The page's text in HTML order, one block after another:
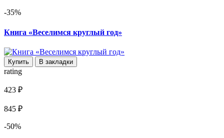
-35%
Книга «Веселимся круглый год»
Купить В закладки
rating
423 ₽
845 ₽
-50%